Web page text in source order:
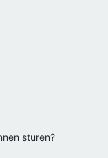
sturen?